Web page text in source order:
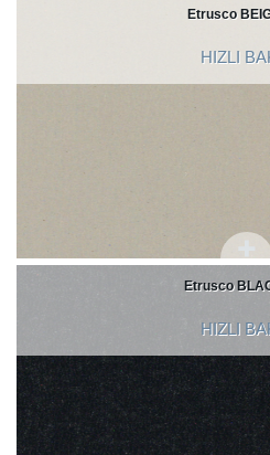
Etrusco
HIZLI
Etrusco
HIZLI